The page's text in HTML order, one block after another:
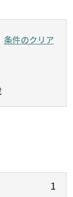
極冷
当店
条件のクリア
1